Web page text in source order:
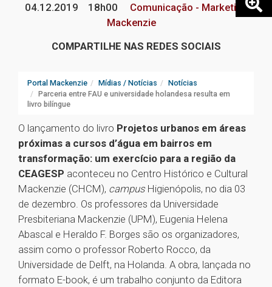
04.12.2019
18h00
Comunicação - Marketing
Mackenzie
COMPARTILHE NAS REDES SOCIAIS
Portal Mackenzie Mídias / Notícias
Notícias
Parceria entre FAU e universidade holandesa resulta em
livro bilíngue
O lançamento do livro Projetos urbanos em áreas
próximas a cursos d’água em bairros em
transformação: um exercício para a região da
CEAGESP aconteceu no Centro Histórico e Cultural
Mackenzie (CHCM), campus Higienópolis, no dia 03
de dezembro. Os professores da Universidade
Presbiteriana Mackenzie (UPM), Eugenia Helena
Abascal e Heraldo F. Borges são os organizadores,
assim como o professor Roberto Rocco, da
Universidade de Delft, na Holanda. A obra, lançada no
formato E-book, é um trabalho conjunto da Editora